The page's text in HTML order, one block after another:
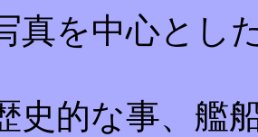
真を中心とし
史的な事、艦